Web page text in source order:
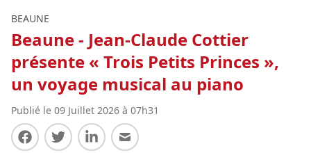
BEAUNE
Beaune - Jean-Claude Cottier
présente « Trois Petits Princes »,
un voyage musical au piano
Publié le 09 Juillet 2026 à 07h31
Partager sur Facebook
Partager sur Twitter
Partager sur LinkedIn
Partager par E-mail